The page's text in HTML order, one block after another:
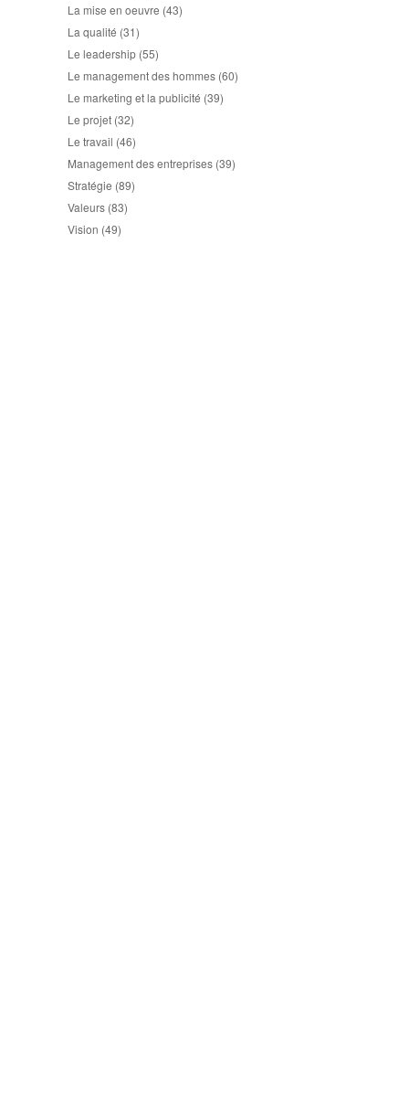
La mise en oeuvre (43)
La qualité (31)
Le leadership (55)
Le management des hommes (60)
Le marketing et la publicité (39)
Le projet (32)
Le travail (46)
Management des entreprises (39)
Stratégie (89)
Valeurs (83)
Vision (49)